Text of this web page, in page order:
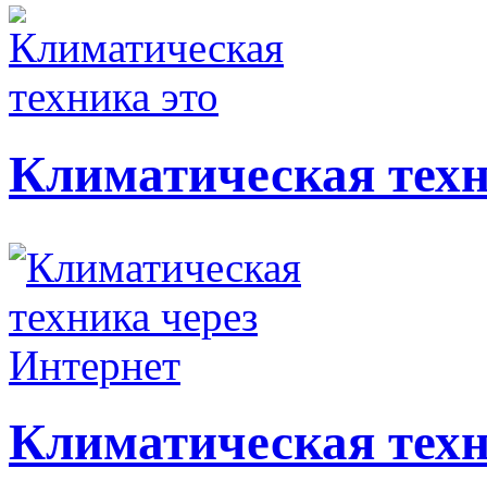
Климатическая
Климатическая